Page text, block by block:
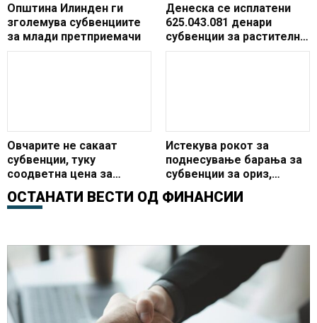
Општина Илинден ги
зголемува субвенциите
за млади претприемачи
Денеска се исплатени
625.043.081 денари
субвенции за растително
производство од
Овчарите не сакаат
субвенции, туку
соодветна цена за
јагнето
Истекува рокот за
поднесување барања за
субвенции за ориз,
оризова арпа,
градинарски или овошни
ОСТАНАТИ ВЕСТИ ОД ФИНАНСИИ